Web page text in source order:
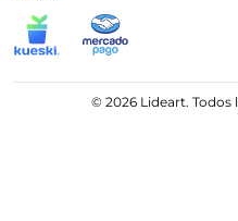
© 2026 Lideart. Todos